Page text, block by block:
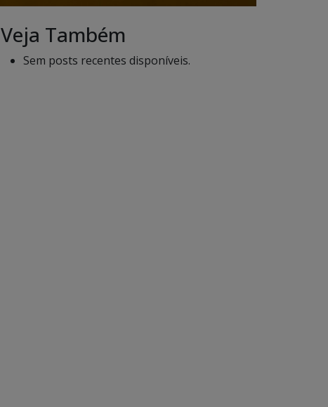
Veja Também
Sem posts recentes disponíveis.